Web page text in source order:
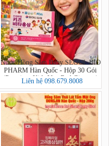
Nước Hồng Sâm Baby SEOUL BIO
PHARM Hàn Quốc - Hộp 30 Gói
(Premium Kids Vita Red Ginseng)
Liên hệ 098.679.8008